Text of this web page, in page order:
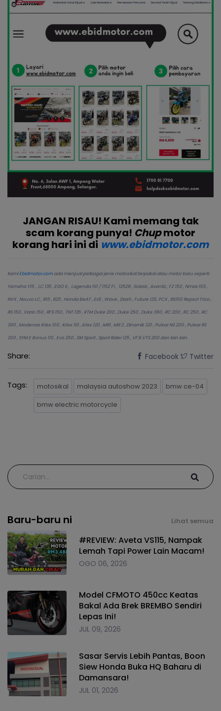
JANGAN RISAU! Kami memang tak
scam korang punya! Chupmotor
korang hari ini di www.ebidmotor.com
KamiEbidmotor.comada menjual pelbagai jenis motosikal terpakai atau motor baru seperti
Yamaha Y15 , LC 135 , EGO S , Lagenda 110 / 115Z Fi , 125ZR , Solariz , Avantiz , FZ 150 , Nmax 155 ,
NVX , Nouvo LC , R15 , R25 , Honda BeAT , Ex5 , Wave , Dash , Future 125, PCX , RS150 Repsol Trico ,
RS 150 , Vario 150 , RFS 150 , TNT 135 , KTM Duke 200 , Duke 250 , Duke 390 , RC 200 , RC 250 , RC
390 , Modenas Kriss 100 , Kriss 110 , Kriss 120 , MR1 , MR 2 , Dinamik 120 , Pulsar NS 200 , Pulsar RS
200 , SYM E Bonus 110 , Evo 250 , SM Sport , Sport Rider 125 , VF3i VTS 200 dan lain lain.
Share: Facebook Twitter
Tags: motosikal malaysia autoshow 2023
bmw ce-04
bmw electric motorcycle
Baru-baru ni Lihat semua
#REVIEW: Aveta VS115, Nampak
Lemah Tapi Power Lain Macam!
OGO 06, 2026
Model CFMOTO 450cc Keatas
Bakal Ada Brek BREMBO Sendiri
Lepas Ini!
JUL 09, 2026
Sasar Servis Lebih Pantas, Boon
Siew Honda Buka HQ Baharu di
Damansara!
JUL 01, 2026